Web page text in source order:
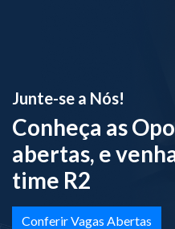
Junte-se a Nós!
Conheça as
abertas, e
time R2
Conferir Vagas Abertas